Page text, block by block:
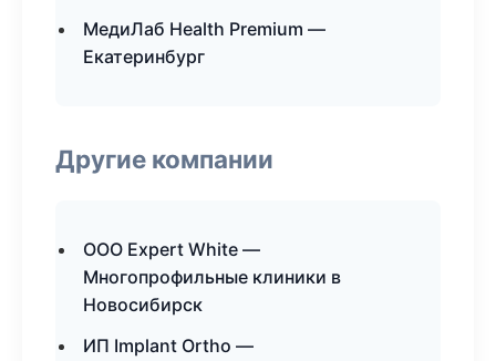
МедиЛаб Health Premium —
Екатеринбург
Другие компании
ООО Expert White —
Многопрофильные клиники в
Новосибирск
ИП Implant Ortho —